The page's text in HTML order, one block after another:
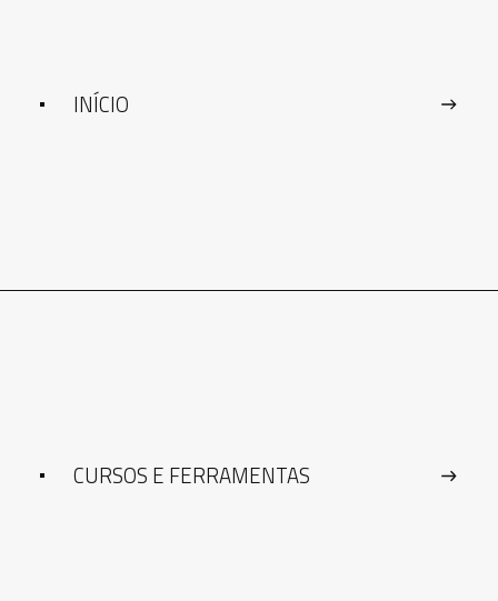
INÍCIO
CURSOS E FERRAMENTAS